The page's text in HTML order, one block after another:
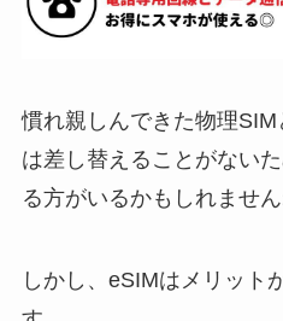
慣れ親しんできた物理
は差し替えることがない
る方がいるかもしれません
しかし、eSIMはメリット